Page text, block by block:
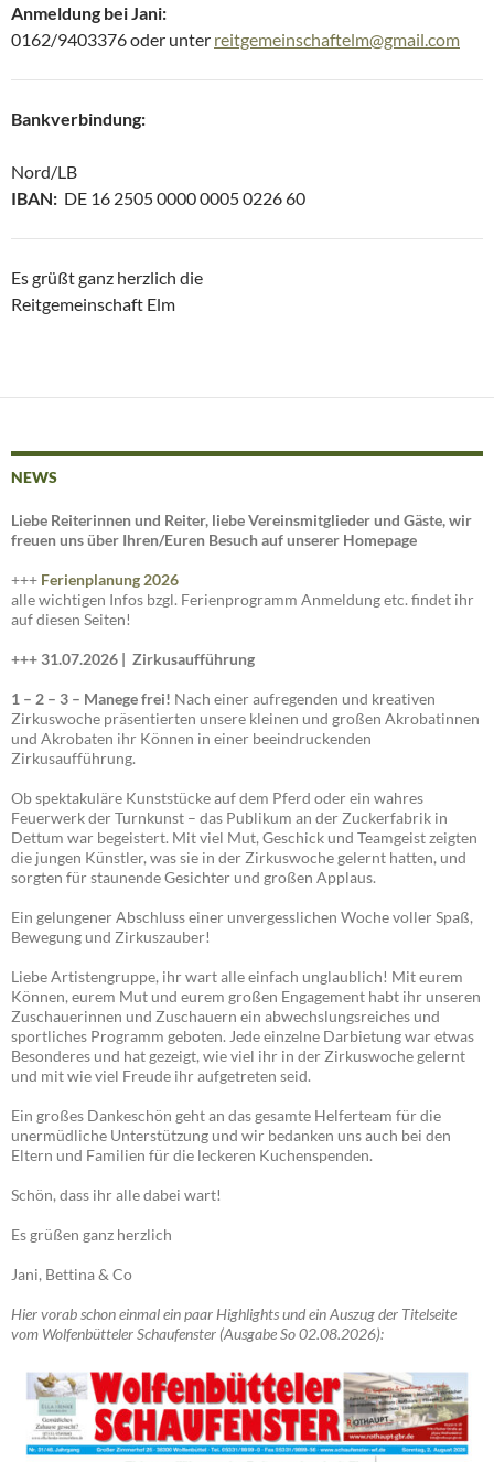
Anmeldung bei Jani:
0162/9403376 oder unter reitgemeinschaftelm@gmail.com
Bankverbindung:
Nord/LB
IBAN: DE 16 2505 0000 0005 0226 60
Es grüßt ganz herzlich die
Reitgemeinschaft Elm
NEWS
Liebe Reiterinnen und Reiter, liebe Vereinsmitglieder und Gäste, wir
freuen uns über Ihren/Euren Besuch auf unserer Homepage
+++ Ferienplanung 2026
alle wichtigen Infos bzgl. Ferienprogramm Anmeldung etc. findet ihr
auf diesen Seiten!
+++ 31.07.2026 | Zirkusaufführung
1 – 2 – 3 – Manege frei! Nach einer aufregenden und kreativen
Zirkuswoche präsentierten unsere kleinen und großen Akrobatinnen
und Akrobaten ihr Können in einer beeindruckenden
Zirkusaufführung.
Ob spektakuläre Kunststücke auf dem Pferd oder ein wahres
Feuerwerk der Turnkunst – das Publikum an der Zuckerfabrik in
Dettum war begeistert. Mit viel Mut, Geschick und Teamgeist zeigten
die jungen Künstler, was sie in der Zirkuswoche gelernt hatten, und
sorgten für staunende Gesichter und großen Applaus.
Ein gelungener Abschluss einer unvergesslichen Woche voller Spaß,
Bewegung und Zirkuszauber!
Liebe Artistengruppe, ihr wart alle einfach unglaublich! Mit eurem
Können, eurem Mut und eurem großen Engagement habt ihr unseren
Zuschauerinnen und Zuschauern ein abwechslungsreiches und
sportliches Programm geboten. Jede einzelne Darbietung war etwas
Besonderes und hat gezeigt, wie viel ihr in der Zirkuswoche gelernt
und mit wie viel Freude ihr aufgetreten seid.
Ein großes Dankeschön geht an das gesamte Helferteam für die
unermüdliche Unterstützung und wir bedanken uns auch bei den
Eltern und Familien für die leckeren Kuchenspenden.
Schön, dass ihr alle dabei wart!
Es grüßen ganz herzlich
Jani, Bettina & Co
Hier vorab schon einmal ein paar Highlights und ein Auszug der Titelseite
vom Wolfenbütteler Schaufenster (Ausgabe So 02.08.2026):